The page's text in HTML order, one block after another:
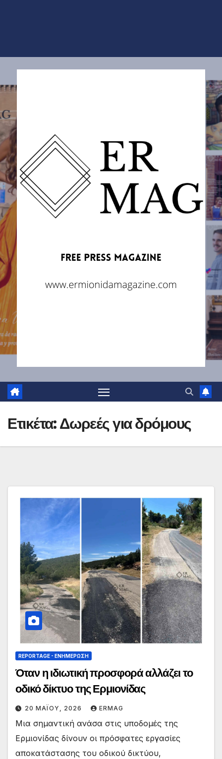
Ετικέτα:Δωρεές για δρόμους
REPORTAGE - EΝΗΜΈΡΩΣΗ
Όταν η ιδιωτική προσφορά αλλάζει το
οδικό δίκτυο της Ερμιονίδας
20 ΜΑΪ́ΟΥ, 2026 ERMAG
Μια σημαντική ανάσα στις υποδομές της
Ερμιονίδας δίνουν οι πρόσφατες εργασίες
αποκατάστασης του οδικού δικτύου,